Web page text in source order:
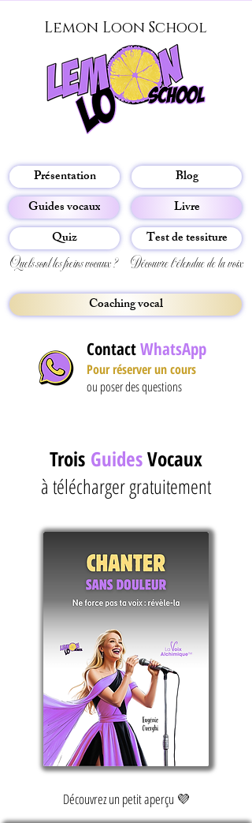
Lemon Loon School
Test de tessiture
Quiz
ContactWhatsApp
Pourréserver un cours
ou poser des questions
Blog
Guides vocaux
Présentation
Livre
Coaching vocal
Découvre l'étendue de ta voix
Quels sont tes freins vocaux ?
Trois GuidesVocaux
à télécharger gratuitement
Découvrez un petit aperçu 💜